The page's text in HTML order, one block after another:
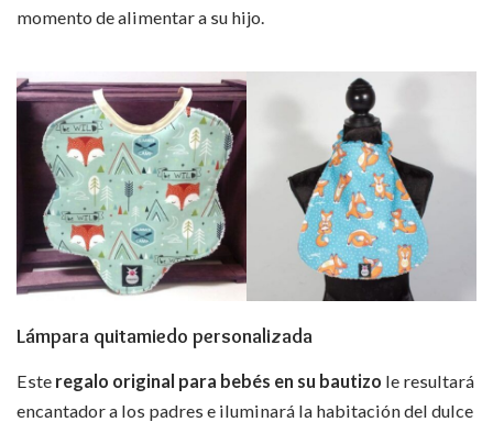
momento de alimentar a su hijo.
Lámpara quitamiedo personalizada
Este regalo original para bebés en su bautizo le resultará
encantador a los padres e iluminará la habitación del dulce